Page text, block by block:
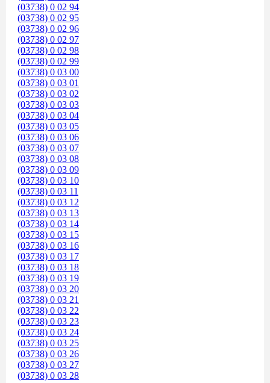
(03738) 0 02 94
(03738) 0 02 95
(03738) 0 02 96
(03738) 0 02 97
(03738) 0 02 98
(03738) 0 02 99
(03738) 0 03 00
(03738) 0 03 01
(03738) 0 03 02
(03738) 0 03 03
(03738) 0 03 04
(03738) 0 03 05
(03738) 0 03 06
(03738) 0 03 07
(03738) 0 03 08
(03738) 0 03 09
(03738) 0 03 10
(03738) 0 03 11
(03738) 0 03 12
(03738) 0 03 13
(03738) 0 03 14
(03738) 0 03 15
(03738) 0 03 16
(03738) 0 03 17
(03738) 0 03 18
(03738) 0 03 19
(03738) 0 03 20
(03738) 0 03 21
(03738) 0 03 22
(03738) 0 03 23
(03738) 0 03 24
(03738) 0 03 25
(03738) 0 03 26
(03738) 0 03 27
(03738) 0 03 28